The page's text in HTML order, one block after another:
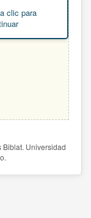
clic para
Biblat. Universidad